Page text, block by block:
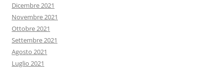
Dicembre 2021
Novembre 2021
Ottobre 2021
Settembre 2021
Agosto 2021
Luglio 2021